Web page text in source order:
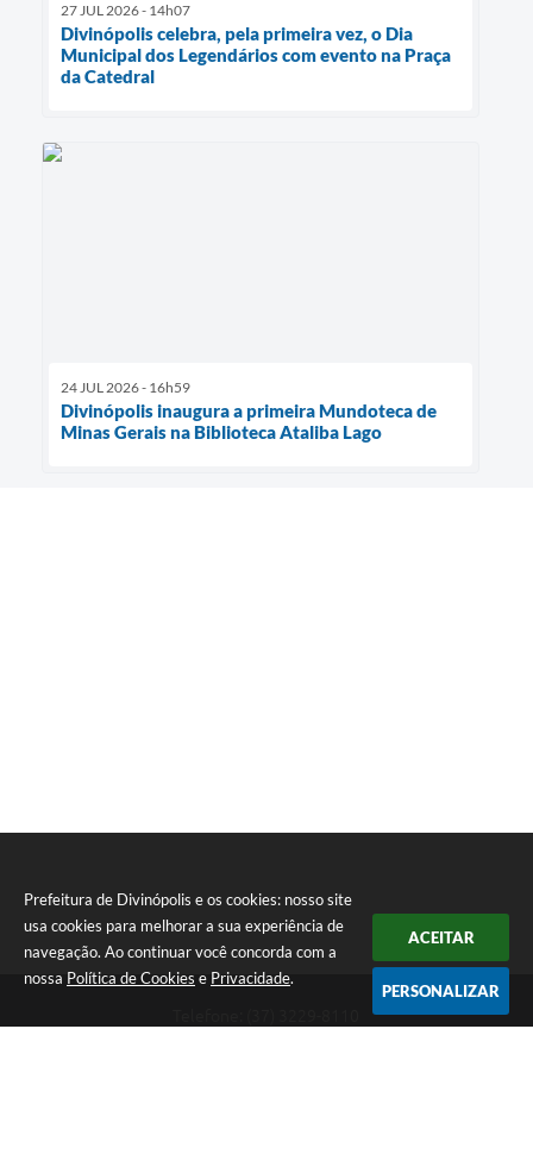
Prefeitura de Divinópolis e os cookies: nosso site
usa cookies para melhorar a sua experiência de
navegação. Ao continuar você concorda com a
nossa Política de Cookies e Privacidade.
ACEITAR
PERSONALIZAR
27 JUL 2026 - 14h07
Divinópolis celebra, pela primeira vez, o Dia
Municipal dos Legendários com evento na Praça
da Catedral
24 JUL 2026 - 16h59
Divinópolis inaugura a primeira Mundoteca de
Minas Gerais na Biblioteca Ataliba Lago